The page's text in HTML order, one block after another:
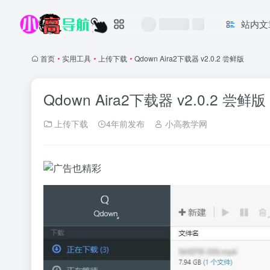
站内
首页 • 实用工具 • 上传下载 • Qdown Aira2下载器 v2.0.2 尝鲜版
Qdown Aira2下载器 v2.0.2 尝鲜版
上传下载 4年前发布 小高教学网